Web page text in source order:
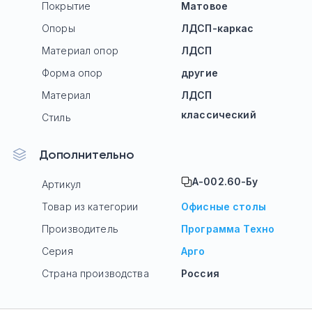
Покрытие
Матовое
Опоры
ЛДСП-каркас
Материал опор
ЛДСП
Форма опор
другие
Материал
ЛДСП
Стиль
классический
Дополнительно
Артикул А-002.60-Бу
Товар из категории
Офисные столы
Производитель
Программа Техно
Серия
Арго
Страна производства
Россия